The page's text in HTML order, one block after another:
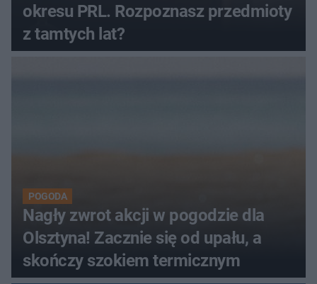
okresu PRL. Rozpoznasz przedmioty
z tamtych lat?
POGODA
Nagły zwrot akcji w pogodzie dla
Olsztyna! Zacznie się od upału, a
skończy szokiem termicznym